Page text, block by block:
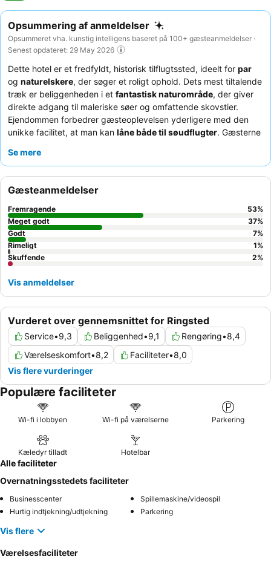
Opsummering af anmeldelser
Opsummeret vha. kunstig intelligens baseret på 100+ gæsteanmeldelser ·
Senest opdateret: 29 May 2026
Dette hotel er et fredfyldt, historisk tilflugtssted, ideelt for par
og naturelskere, der søger et roligt ophold. Dets mest tiltalende
træk er beliggenheden i et fantastisk naturområde, der giver
direkte adgang til maleriske søer og omfattende skovstier.
Ejendommen forbedrer gæsteoplevelsen yderligere med den
unikke facilitet, at man kan låne både til søudflugter. Gæsterne
fremhæver den "fantastiske" og "lækre"
mere basal moderne æstetik.
Se mere
Vurderet over gennemsnittet for Ringsted
Service•9,3 Beliggenhed•9,1 Rengøring•8,4
Værelseskomfort•8,2 Faciliteter•8,0
Vis flere vurderinger
Gæsteanmeldelser
Fremragende 53%
Meget godt
37%
Godt
7%
Rimeligt
1%
Skuffende
2%
Vis anmeldelser
Populære faciliteter
Wi-fi i lobbyen Wi-fi på værelserne Parkering
Kæledyr tilladt Hotelbar
Alle faciliteter
Overnatningsstedets faciliteter
Businesscenter
Spillemaskine/videospil
Hurtig indtjekning/udtjekning
Parkering
Vis flere
Værelsesfaciliteter